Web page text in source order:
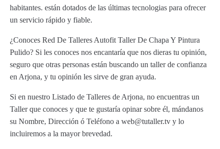
habitantes. están dotados de las últimas tecnologias para ofrecer
un servicio rápido y fiable.
¿Conoces Red De Talleres Autofit Taller De Chapa Y Pintura
Pulido? Si les conoces nos encantaría que nos dieras tu opinión,
seguro que otras personas están buscando un taller de confianza
en Arjona, y tu opinión les sirve de gran ayuda.
Si en nuestro Listado de Talleres de Arjona, no encuentras un
Taller que conoces y que te gustaría opinar sobre él, mándanos
su Nombre, Dirección ó Teléfono a web@tutaller.tv y lo
incluiremos a la mayor brevedad.